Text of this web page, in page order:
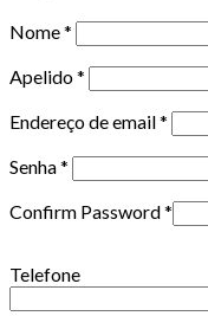
Nome*
Apelido*
Endereço de email*
Senha*
Confirm Password*
Telefone